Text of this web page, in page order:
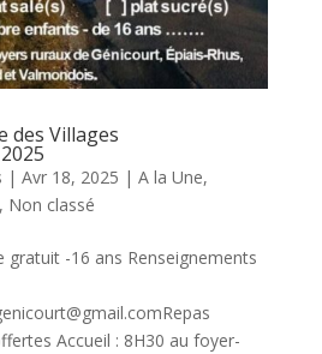
des Villages
| Avr 18, 2025 | A la Une,
, Non classé
gratuit -16 ans Renseignements
Accueil : 8H30 au foyer-